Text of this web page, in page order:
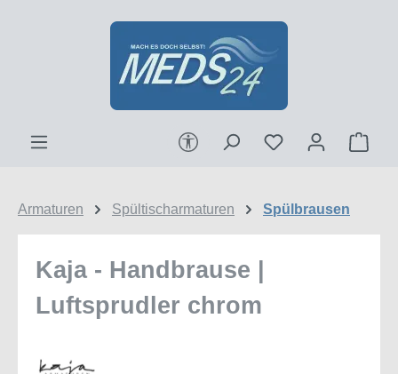
Zum Hauptinhalt springen
Werkzeugleiste anzeigen
Armaturen Spültischarmaturen Spülbrausen
Kaja - Handbrause |
Luftsprudler chrom